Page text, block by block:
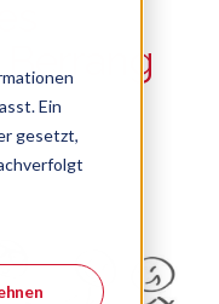
Ein
gesetzt,
Berrang